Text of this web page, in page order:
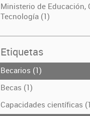
Ministerio de Educación,
Tecnología (1)
Etiquetas
Becarios (1)
Becas (1)
Capacidades científicas